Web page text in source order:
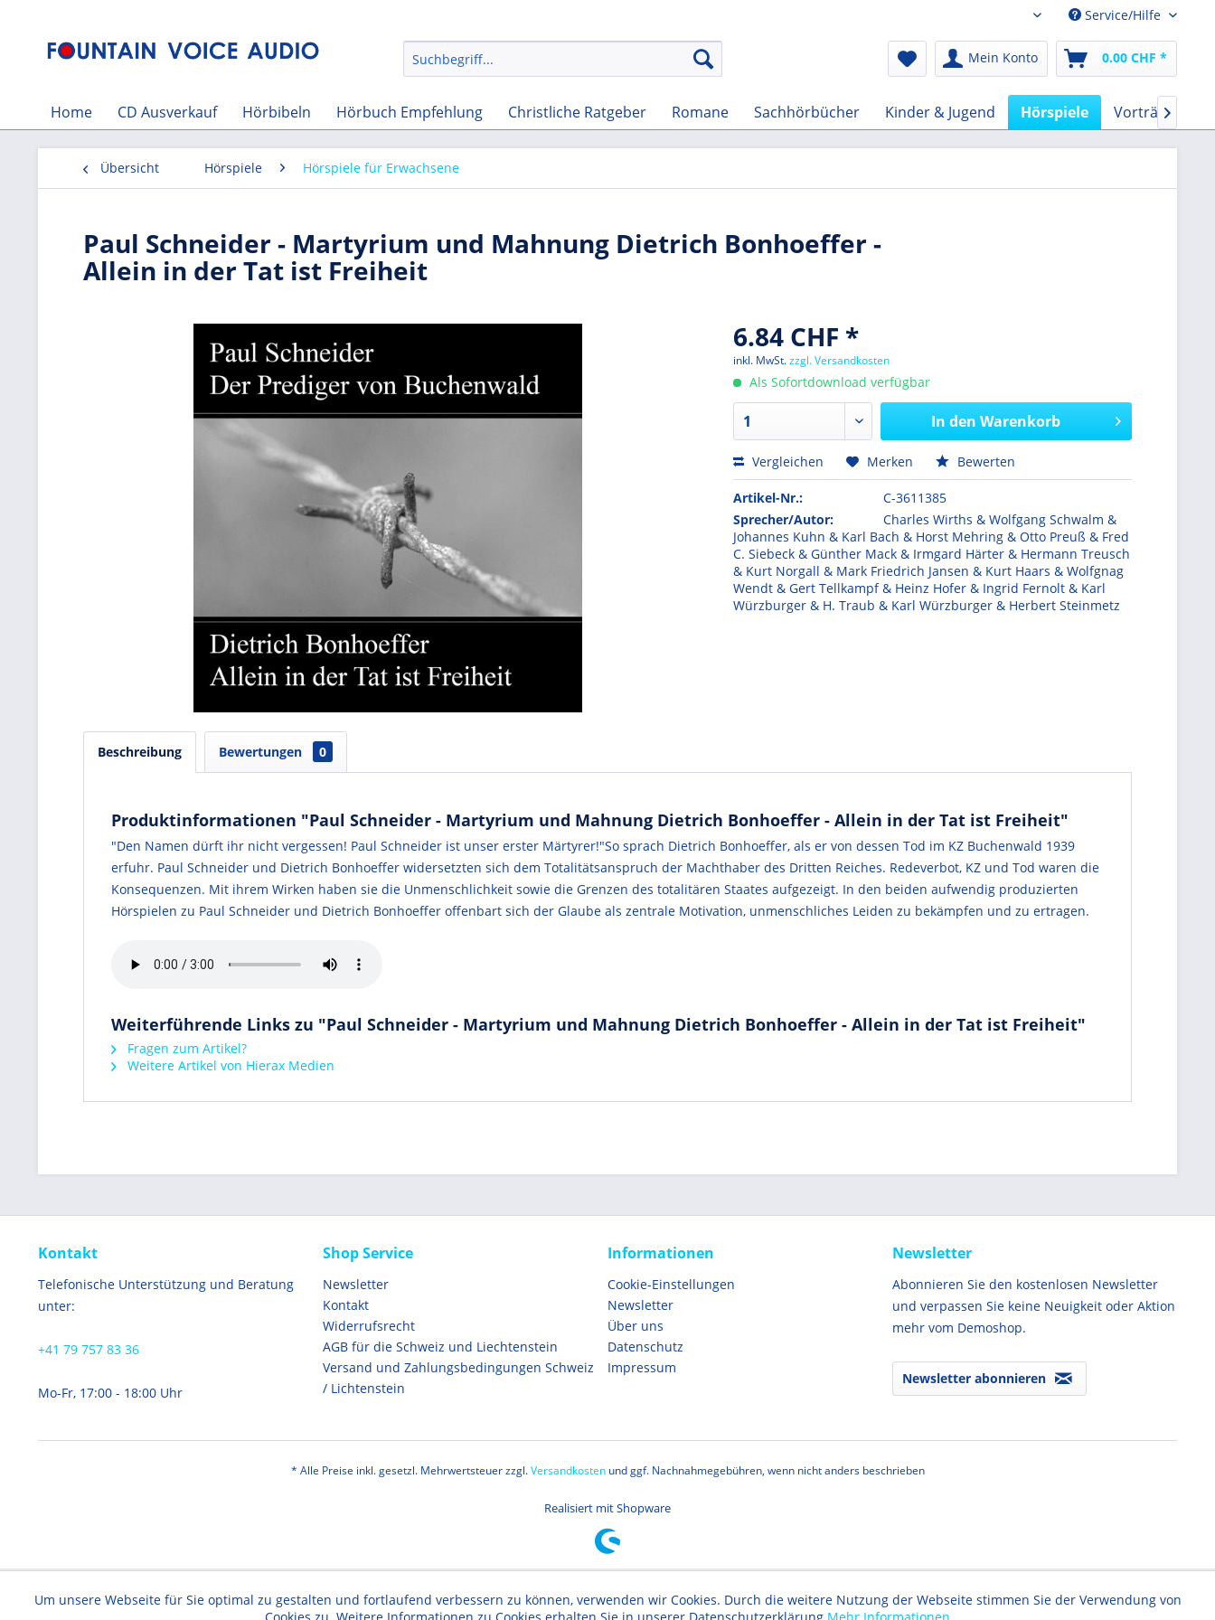
Audio-Book CHFService/Hilfe
Mein Konto 0.00 CHF *
Home CD Ausverkauf Hörbibeln Hörbuch Empfehlung Christliche Ratgeber Romane Sachhörbücher Kinder & Jugend Hörspiele Vorträge

Übersicht Hörspiele Hörspiele für Erwachsene
Paul Schneider - Martyrium und Mahnung Dietrich Bonhoeffer -
Allein in der Tat ist Freiheit
6.84 CHF *
inkl. MwSt.zzgl. Versandkosten
Als Sofortdownload verfügbar
In den Warenkorb
Vergleichen Merken Bewerten
Artikel-Nr.:
C-3611385
Sprecher/Autor:
Charles Wirths & Wolfgang Schwalm &
Johannes Kuhn & Karl Bach & Horst Mehring & Otto Preuß & Fred
C. Siebeck & Günther Mack & Irmgard Härter & Hermann Treusch
& Kurt Norgall & Mark Friedrich Jansen & Kurt Haars & Wolfgnag
Wendt & Gert Tellkampf & Heinz Hofer & Ingrid Fernolt & Karl
Würzburger & H. Traub & Karl Würzburger & Herbert Steinmetz
Beschreibung Bewertungen 0
Produktinformationen "Paul Schneider - Martyrium und Mahnung Dietrich Bonhoeffer - Allein in der Tat ist Freiheit"
"Den Namen dürft ihr nicht vergessen! Paul Schneider ist unser erster Märtyrer!"So sprach Dietrich Bonhoeffer, als er von dessen Tod im KZ Buchenwald 1939
erfuhr. Paul Schneider und Dietrich Bonhoeffer widersetzten sich dem Totalitätsanspruch der Machthaber des Dritten Reiches. Redeverbot, KZ und Tod waren die
Konsequenzen. Mit ihrem Wirken haben sie die Unmenschlichkeit sowie die Grenzen des totalitären Staates aufgezeigt. In den beiden aufwendig produzierten
Hörspielen zu Paul Schneider und Dietrich Bonhoeffer offenbart sich der Glaube als zentrale Motivation, unmenschliches Leiden zu bekämpfen und zu ertragen.
Weiterführende Links zu "Paul Schneider - Martyrium und Mahnung Dietrich Bonhoeffer - Allein in der Tat ist Freiheit"
Fragen zum Artikel?
Weitere Artikel von Hierax Medien
Kontakt
Telefonische Unterstützung und Beratung
unter:
+41 79 757 83 36
Mo-Fr, 17:00 - 18:00 Uhr
Shop Service
Newsletter
Kontakt
Widerrufsrecht
AGB für die Schweiz und Liechtenstein
Versand und Zahlungsbedingungen Schweiz
/ Lichtenstein
Informationen
Cookie-Einstellungen
Newsletter
Über uns
Datenschutz
Impressum
Newsletter
Abonnieren Sie den kostenlosen Newsletter
und verpassen Sie keine Neuigkeit oder Aktion
mehr vom Demoshop.
Newsletter abonnieren
* Alle Preise inkl. gesetzl. Mehrwertsteuer zzgl.Versandkostenund ggf. Nachnahmegebühren, wenn nicht anders beschrieben
Realisiert mit Shopware
Um unsere Webseite für Sie optimal zu gestalten und fortlaufend verbessern zu können, verwenden wir Cookies. Durch die weitere Nutzung der Webseite stimmen Sie der Verwendung von